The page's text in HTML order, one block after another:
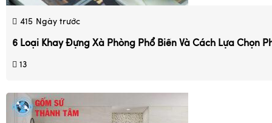
415 Ngày trước
6 Loại Khay Đựng Xà Phòng Phổ Biến Và Cách Lựa Chọn
13